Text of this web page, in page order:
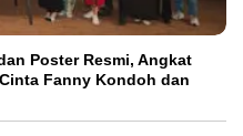
Poster Resmi, Angkat
Fanny Kondoh dan